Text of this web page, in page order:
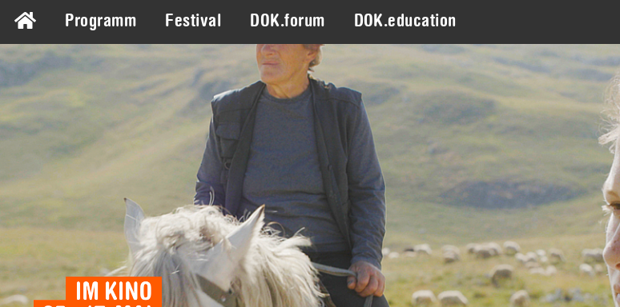
Programm Festival DOK.forum DOK.education